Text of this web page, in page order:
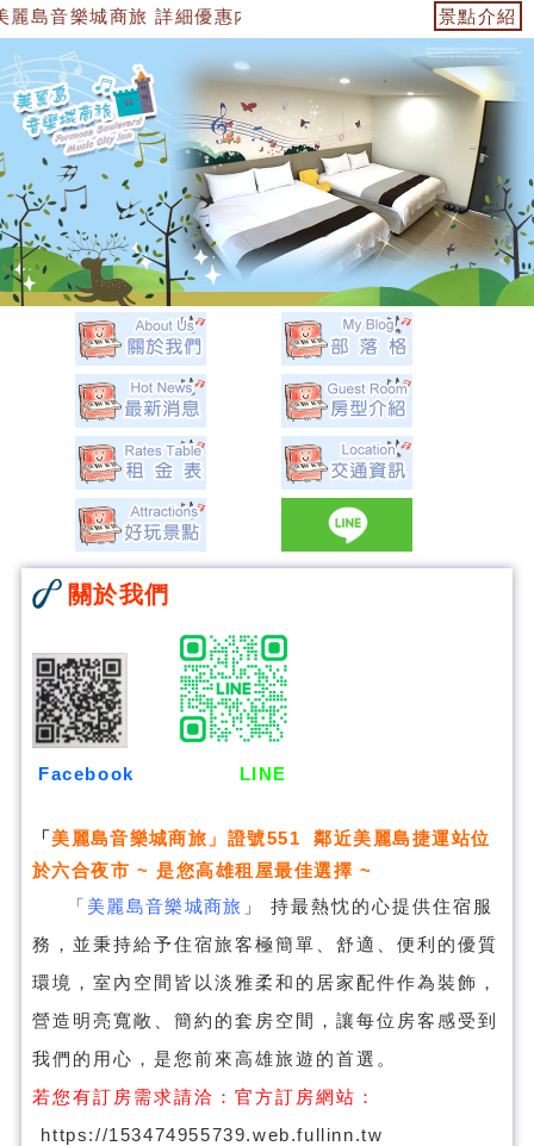
島音樂城商旅 詳細優惠內容都在優惠訊息中 官方網站
景點介紹
關於我們
Facebook LINE
「美麗島音樂城商旅 」證號551 鄰近美麗島捷運站位
於六合夜市 ~ 是您高雄租屋最佳選擇 ~
「 美麗島音樂城商旅 」 持最熱忱的心提供住宿服
務，並秉持給予住宿旅客極簡單、舒適、便利的優質
環境，室內空間皆以淡雅柔和的居家配件作為裝飾，
營造明亮寬敞、簡約的套房空間，讓每位房客感受到
我們的用心，是您前來高雄旅遊的首選。
若您有訂房需求請洽： 官方訂房網站：
https://153474955739.web.fullinn.tw